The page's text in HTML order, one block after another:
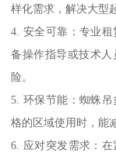
样化需求，解决大型
4. 安全可靠：专业
备操作指导或技术
险。
5. 环保节能：蜘蛛
格的区域使用时，能
6. 应对突发需求：